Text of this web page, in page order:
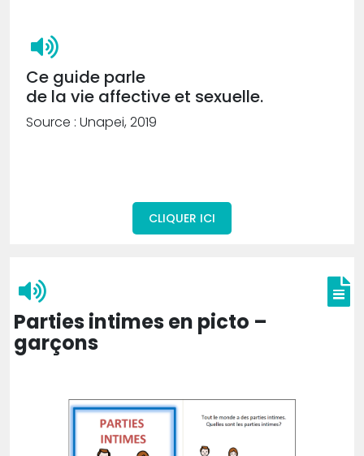
Ce guide parle
de la vie affective et sexuelle.
Source : Unapei, 2019
CLIQUER ICI
Parties intimes en picto –
garçons